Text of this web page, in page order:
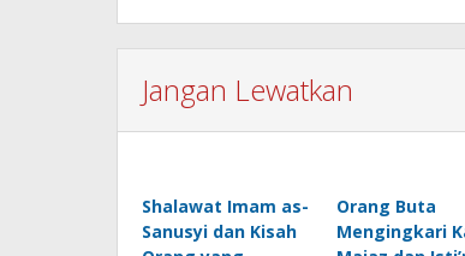
Jangan Lewatkan
Shalawat Imam as-
Sanusyi dan Kisah
Orang Buta
Mengingkari